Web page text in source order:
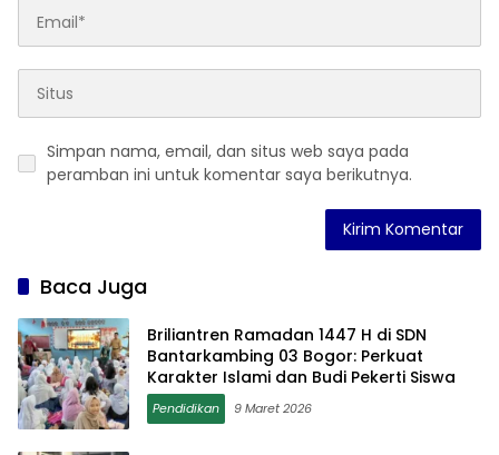
Simpan nama, email, dan situs web saya pada
peramban ini untuk komentar saya berikutnya.
Baca Juga
Briliantren Ramadan 1447 H di SDN
Bantarkambing 03 Bogor: Perkuat
Karakter Islami dan Budi Pekerti Siswa
Pendidikan 9 Maret 2026